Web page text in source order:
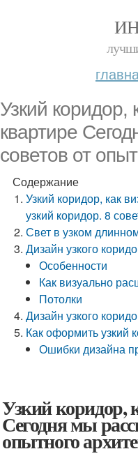
Узкий коридор,
квартире
советов от
Содержание
Узкий коридор, как
узкий коридор. 8
Свет в узком
Дизайн узкого
Особенности
Как визуально
Потолки
Дизайн узкого
Как оформить узкий
Ошибки дизайна
Узкий коридор,
Сегодня мы
опытного